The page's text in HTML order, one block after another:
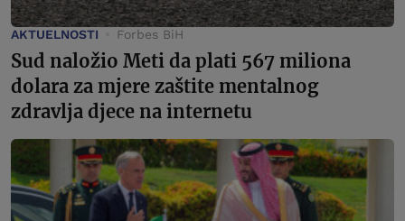
AKTUELNOSTI Forbes BiH
Sud naložio Meti da plati 567 miliona
dolara za mjere zaštite mentalnog
zdravlja djece na internetu